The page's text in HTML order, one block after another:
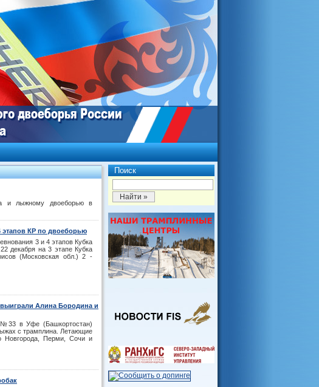
Поиск
и лыжному двоеборью в
КР по двоеборью
3 и 4 этапов Кубка
декабря на 3 этапе Кубка
(Московская обл.) 2 -
Алина Бородина и
в Уфе (Башкортостан)
с трамплина. Летающие
Новгорода, Перми, Сочи и